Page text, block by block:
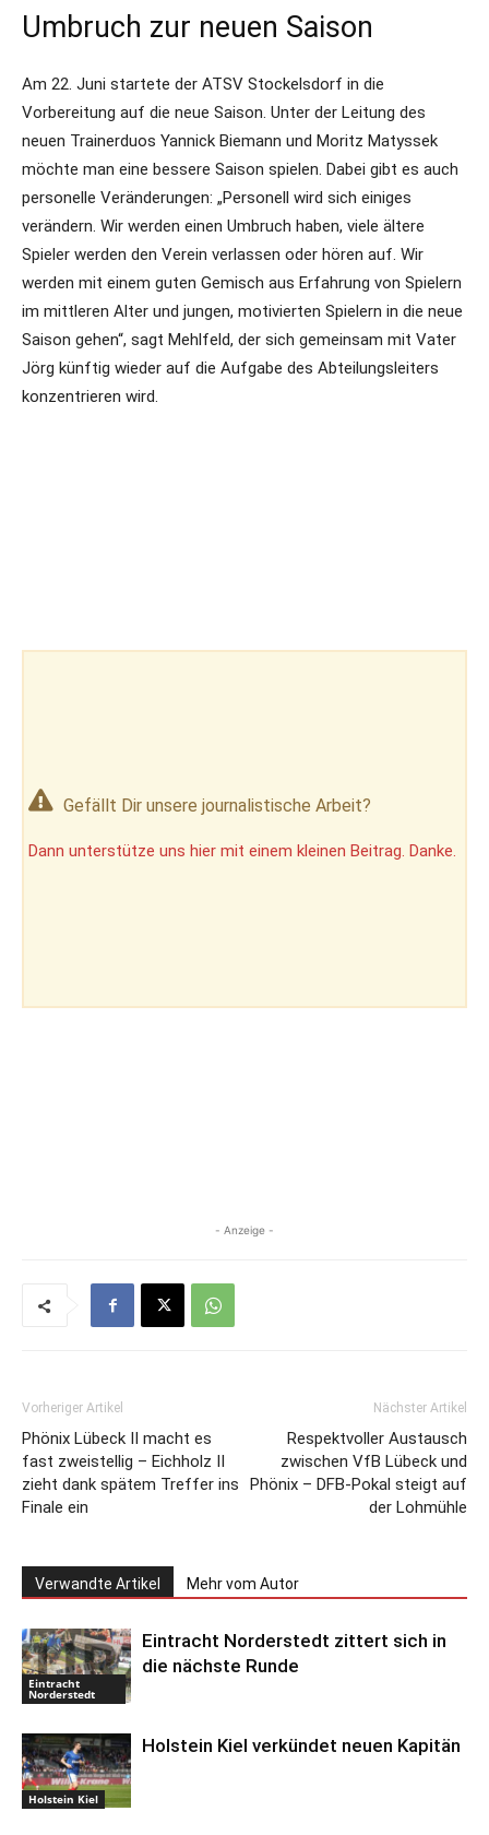
Umbruch zur neuen Saison
Am 22. Juni startete der ATSV Stockelsdorf in die
Vorbereitung auf die neue Saison. Unter der Leitung des
neuen Trainerduos Yannick Biemann und Moritz Matyssek
möchte man eine bessere Saison spielen. Dabei gibt es auch
personelle Veränderungen: „Personell wird sich einiges
verändern. Wir werden einen Umbruch haben, viele ältere
Spieler werden den Verein verlassen oder hören auf. Wir
werden mit einem guten Gemisch aus Erfahrung von Spielern
im mittleren Alter und jungen, motivierten Spielern in die neue
Saison gehen“, sagt Mehlfeld, der sich gemeinsam mit Vater
Jörg künftig wieder auf die Aufgabe des Abteilungsleiters
konzentrieren wird.
Gefällt Dir unsere journalistische Arbeit?
Dann unterstütze uns hier mit einem kleinen Beitrag. Danke.
- Anzeige -
Vorheriger Artikel
Phönix Lübeck II macht es
fast zweistellig – Eichholz II
zieht dank spätem Treffer ins
Finale ein
Nächster Artikel
Respektvoller Austausch
zwischen VfB Lübeck und
Phönix – DFB-Pokal steigt auf
der Lohmühle
Verwandte Artikel Mehr vom Autor
Eintracht
Norderstedt
Eintracht Norderstedt zittert sich in
die nächste Runde
Holstein Kiel
Holstein Kiel verkündet neuen Kapitän